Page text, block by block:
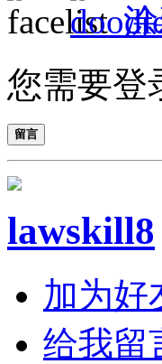
您需要登
留言
lawskill8
加为好
给我留